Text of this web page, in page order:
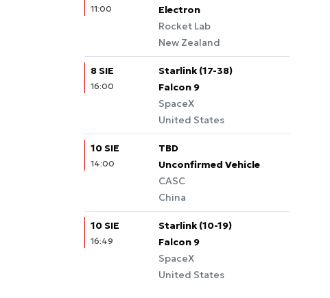
11:00
Electron
Rocket Lab
New Zealand
8 SIE
16:00
Starlink (17-38)
Falcon 9
SpaceX
United States
10 SIE
14:00
TBD
Unconfirmed Vehicle
CASC
China
10 SIE
16:49
Starlink (10-19)
Falcon 9
SpaceX
United States